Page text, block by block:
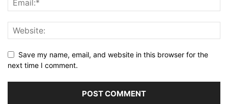
Save my name, email, and website in this browser for the
next time I comment.